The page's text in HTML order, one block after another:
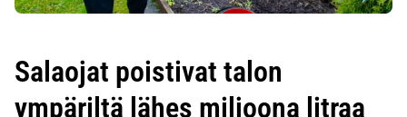
Salaojat poistivat talon
ympäriltä lähes miljoona litraa